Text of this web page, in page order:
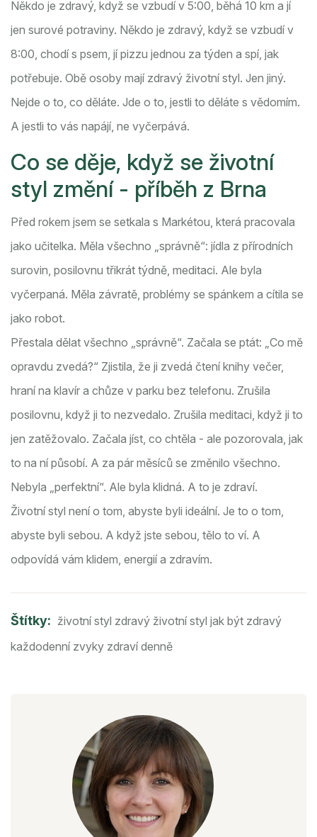
Někdo je zdravý, když se vzbudí v 5:00, běhá 10 km a jí
jen surové potraviny. Někdo je zdravý, když se vzbudí v
8:00, chodí s psem, jí pizzu jednou za týden a spí, jak
potřebuje. Obě osoby mají zdravý životní styl. Jen jiný.
Nejde o to, co děláte. Jde o to, jestli to děláte s vědomím.
A jestli to vás napájí, ne vyčerpává.
Co se děje, když se životní
styl změní - příběh z Brna
Před rokem jsem se setkala s Markétou, která pracovala
jako učitelka. Měla všechno „správně“: jídla z přírodních
surovin, posilovnu třikrát týdně, meditaci. Ale byla
vyčerpaná. Měla závratě, problémy se spánkem a cítila se
jako robot.
Přestala dělat všechno „správně“. Začala se ptát: „Co mě
opravdu zvedá?“ Zjistila, že ji zvedá čtení knihy večer,
hraní na klavír a chůze v parku bez telefonu. Zrušila
posilovnu, když ji to nezvedalo. Zrušila meditaci, když ji to
jen zatěžovalo. Začala jíst, co chtěla - ale pozorovala, jak
to na ní působí. A za pár měsíců se změnilo všechno.
Nebyla „perfektní“. Ale byla klidná. A to je zdraví.
Životní styl není o tom, abyste byli ideální. Je to o tom,
abyste byli sebou. A když jste sebou, tělo to ví. A
odpovídá vám klidem, energií a zdravím.
Štítky: životní styl zdravý životní styl jak být zdravý
každodenní zvyky zdraví denně